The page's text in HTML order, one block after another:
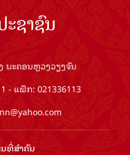
ຊາຊົນ
ນະຄອນຫຼວງວຽງຈັນ
- ແຟັກ: 021336113
ທີ່​ສຳ​ຄັນ​